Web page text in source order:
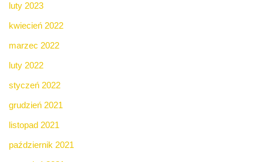
luty 2023
kwiecień 2022
marzec 2022
luty 2022
styczeń 2022
grudzień 2021
listopad 2021
październik 2021